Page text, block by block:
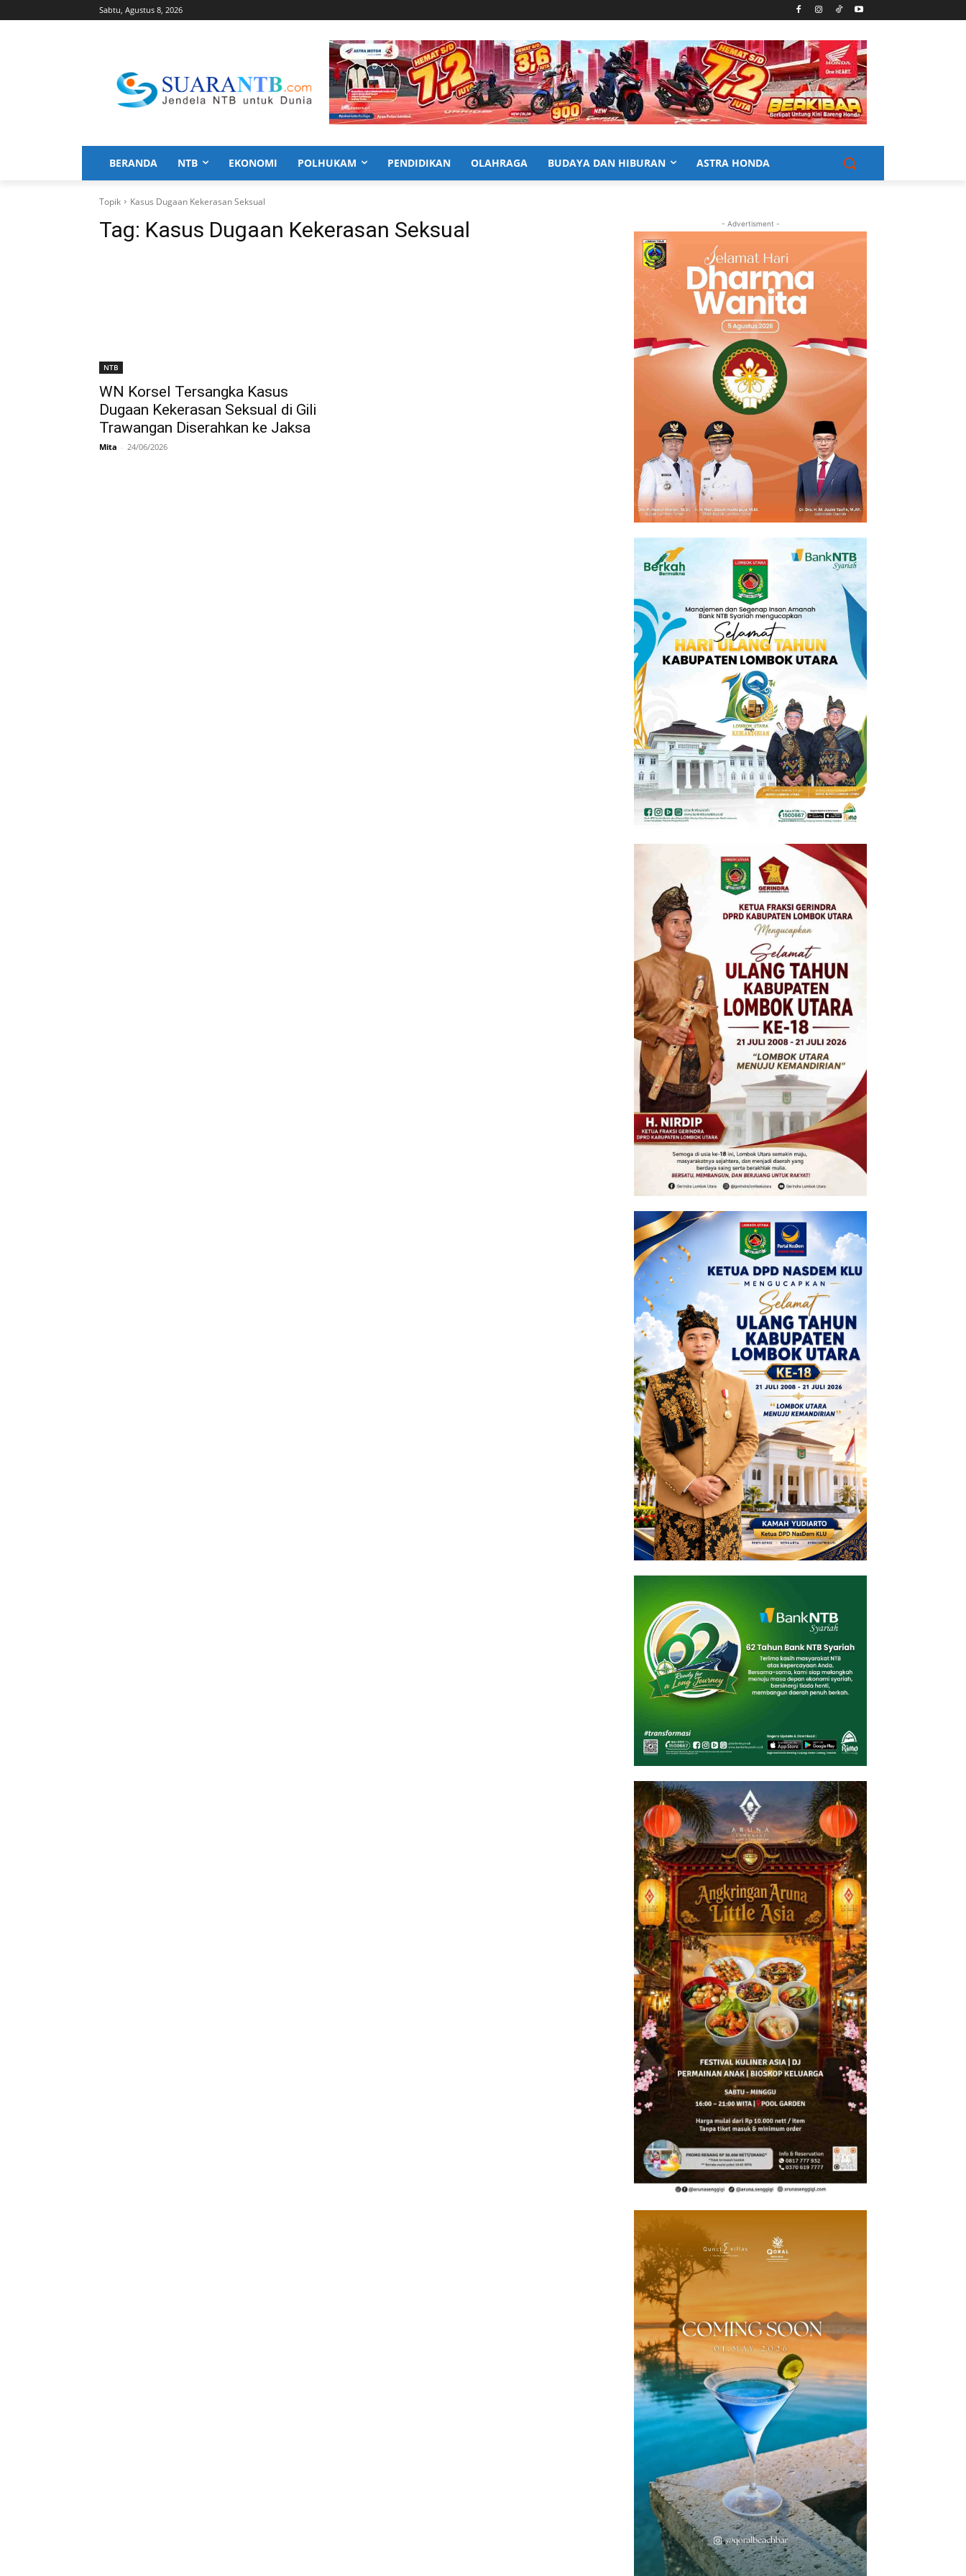
Sabtu, Agustus 8, 2026
BERANDA NTB EKONOMI POLHUKAM PENDIDIKAN OLAHRAGA BUDAYA DAN HIBURAN ASTRA HONDA
Topik Kasus Dugaan Kekerasan Seksual
Tag: Kasus Dugaan Kekerasan Seksual
NTB
WN Korsel Tersangka Kasus
Dugaan Kekerasan Seksual di Gili
Trawangan Diserahkan ke Jaksa
Mita - 24/06/2026
- Advertisment -